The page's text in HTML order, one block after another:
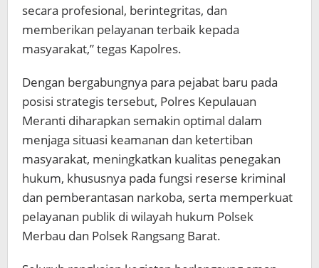
secara profesional, berintegritas, dan
memberikan pelayanan terbaik kepada
masyarakat,” tegas Kapolres.
Dengan bergabungnya para pejabat baru pada
posisi strategis tersebut, Polres Kepulauan
Meranti diharapkan semakin optimal dalam
menjaga situasi keamanan dan ketertiban
masyarakat, meningkatkan kualitas penegakan
hukum, khususnya pada fungsi reserse kriminal
dan pemberantasan narkoba, serta memperkuat
pelayanan publik di wilayah hukum Polsek
Merbau dan Polsek Rangsang Barat.